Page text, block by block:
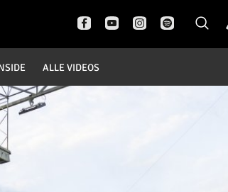
ALLE VIDEOS
Testspiele